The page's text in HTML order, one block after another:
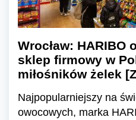
Wrocław: HARIBO
sklep firmowy w
miłośników żelek
Najpopularniejszy na
owocowych, marka